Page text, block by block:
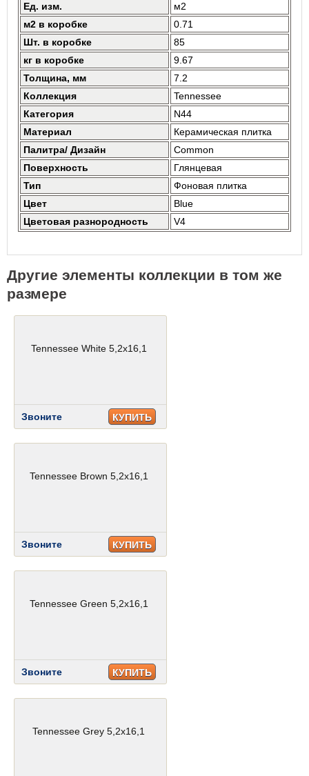
Ед. изм.
м2
м2 в коробке
0.71
Шт. в коробке
85
кг в коробке
9.67
Толщина, мм
7.2
Коллекция
Tennessee
Категория
N44
Материал
Керамическая плитка
Палитра/ Дизайн
Common
Поверхность
Глянцевая
Тип
Фоновая плитка
Цвет
Blue
Цветовая разнородность
V4
Другие элементы коллекции в том же
размере
Tennessee White 5,2x16,1
Звоните КУПИТЬ
Tennessee Brown 5,2x16,1
Звоните КУПИТЬ
Tennessee Green 5,2x16,1
Звоните КУПИТЬ
Tennessee Grey 5,2x16,1